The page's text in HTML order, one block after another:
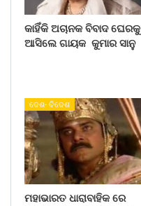
କାହିଁକି ଅଚାନକ ବିବାଦ ଘେରକୁ
ଆସିଲେ ଗାୟକ କୁମାର ସାନୁ
ଦେଶ- ବିଦେଶ
ମହାଭାରତ ଧାରାବାହିକ ରେ